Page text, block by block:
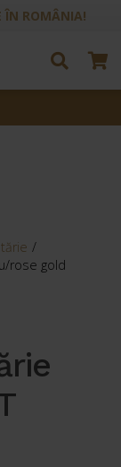
ÎN ROMÂNIA!
/
rose gold